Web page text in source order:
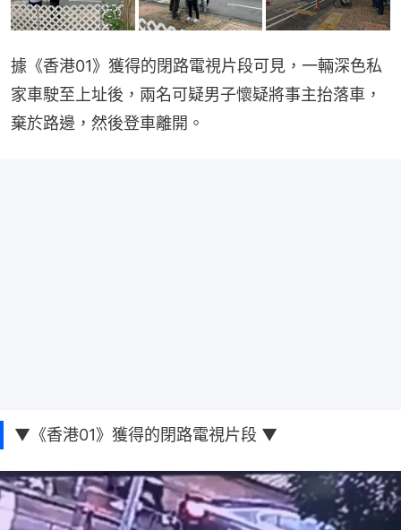
據《香港01》獲得的閉路電視片段可見，一輛深色私
家車駛至上址後，兩名可疑男子懷疑將事主抬落車，
棄於路邊，然後登車離開。
▼《香港01》獲得的閉路電視片段 ▼